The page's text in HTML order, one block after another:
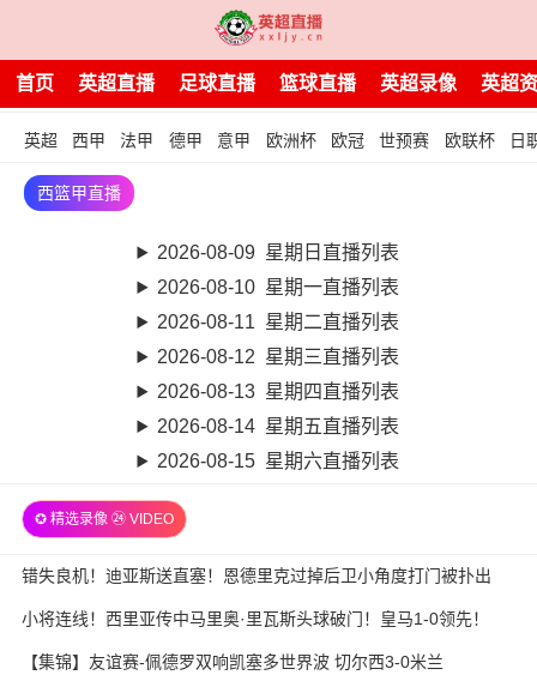
首页 英超直播 足球直播 篮球直播 英超录像 英超
英超 西甲 法甲 德甲 意甲 欧洲杯 欧冠 世预赛 欧联杯 日
西篮甲直播
2026-08-09 星期日直播列表
2026-08-10 星期一直播列表
2026-08-11 星期二直播列表
2026-08-12 星期三直播列表
2026-08-13 星期四直播列表
2026-08-14 星期五直播列表
2026-08-15 星期六直播列表
✪ 精选录像 ㉔ VIDEO
错失良机！迪亚斯送直塞！恩德里克过掉后卫小角度打门被扑出
小将连线！西里亚传中马里奥·里瓦斯头球破门！皇马1-0领先！
【集锦】友谊赛-佩德罗双响凯塞多世界波 切尔西3-0米兰